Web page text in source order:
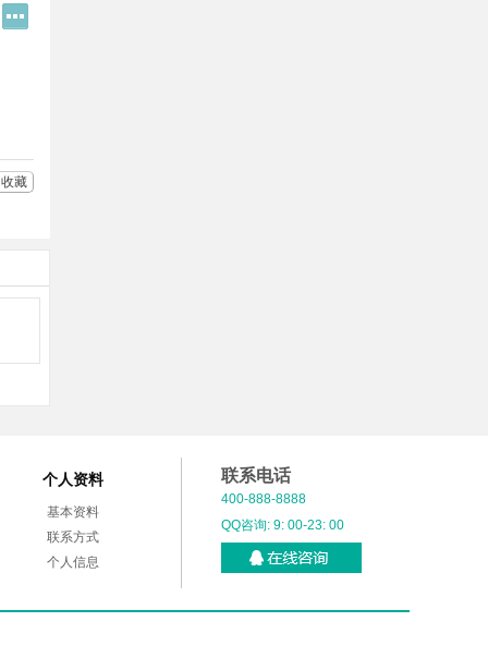
收藏
个人资料
基本资料
联系方式
个人信息
联系电话
400-888-8888
QQ咨询: 9: 00-23: 00